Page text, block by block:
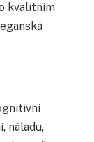
kvalitním
náladu,